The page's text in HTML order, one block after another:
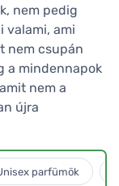
nem pedig
valami, ami
nem csupán
a mindennapok
nem a
újra
parfümök